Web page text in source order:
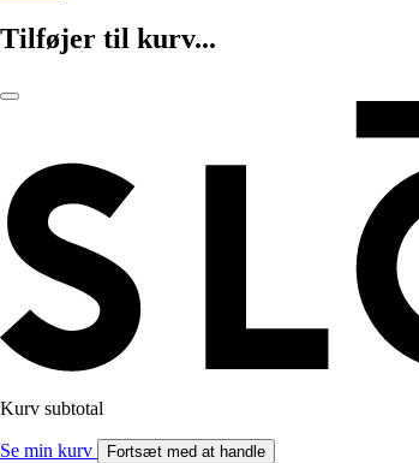
Tilføjer til kurv...
Kurv subtotal
Se min kurv Fortsæt med at handle